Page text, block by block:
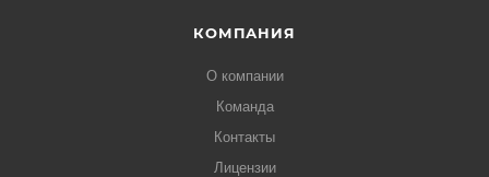
КОМПАНИЯ
О компании
Команда
Контакты
Лицензии